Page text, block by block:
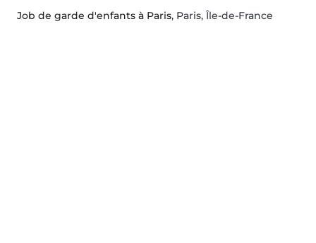
Job de garde d'enfants à Paris, Paris, Île-de-France